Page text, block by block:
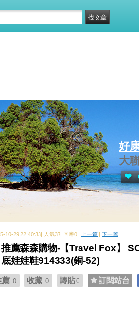
好
大
10-29 22:40:33| 人氣37| 回應0 | 上一篇 | 下一篇
推薦森森購物-【Travel Fox】
底娃娃鞋914333(銅-52)
薦 0 收藏 0 轉貼0 訂閱站台